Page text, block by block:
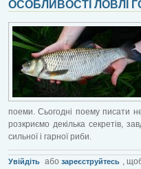
ОСОБЛИВОСТІ ЛОВЛІ
поеми. Сьогодні поему писати
розкриємо декілька секретів,
сильної і гарної риби.
Увійдіть або зареєструйтесь ,